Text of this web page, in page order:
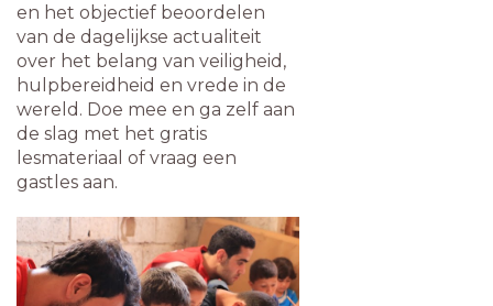
en het objectief beoordelen
van de dagelijkse actualiteit
over het belang van veiligheid,
hulpbereidheid en vrede in de
wereld. Doe mee en ga zelf aan
de slag met het gratis
lesmateriaal of vraag een
gastles aan.